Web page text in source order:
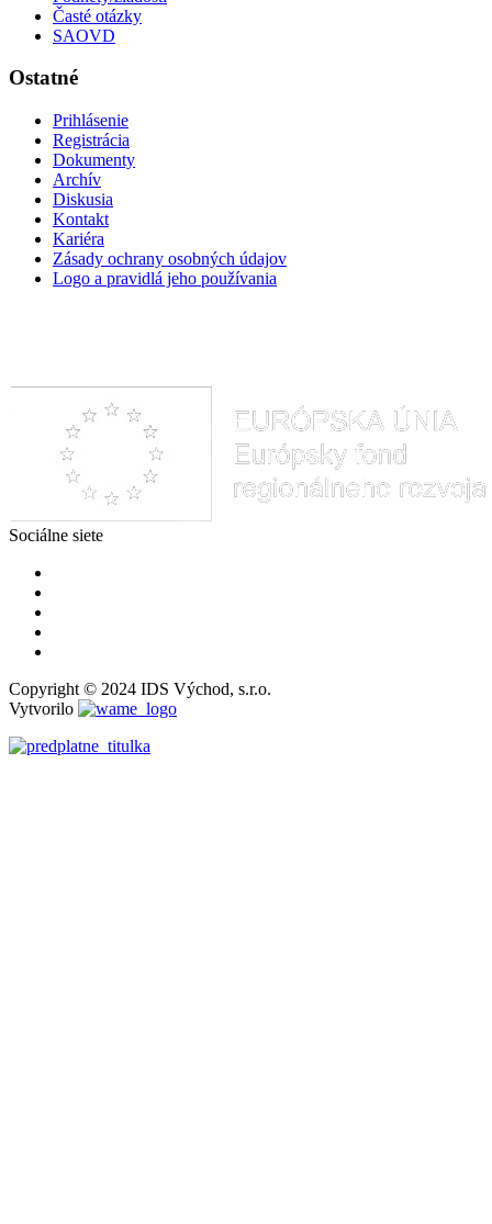
Časté otázky
SAOVD
Ostatné
Prihlásenie
Registrácia
Dokumenty
Archív
Diskusia
Kontakt
Kariéra
Zásady ochrany osobných údajov
Logo a pravidlá jeho používania
Sociálne siete
Copyright © 2024 IDS Východ, s.r.o.
Vytvorilo